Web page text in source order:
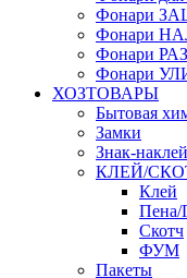
Фонари
Фонари
Фонари
Фонари
ХОЗТОВАРЫ
Бытовая
Замки
Знак-
КЛЕЙ/
Клей
Пена/
Скотч
ФУМ
Пакеты